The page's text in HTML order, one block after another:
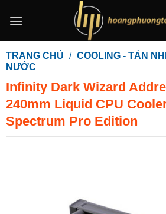
qua
dung
TRANG CHỦ / COOLING - TẢN
NƯỚC
Infinity Dark Wizard
240mm Liquid CPU
Spectrum Pro Edition